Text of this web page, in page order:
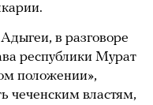
в разговоре
республики Мурат
положении»,
чеченским властям,